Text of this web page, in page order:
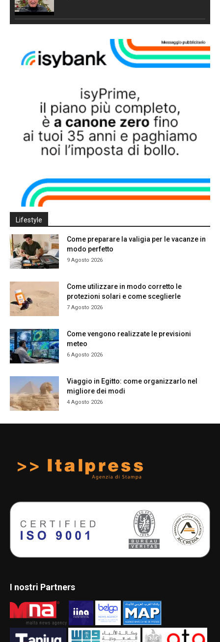
Lifestyle
Come preparare la valigia per le vacanze in
modo perfetto
9 Agosto 2026
Come utilizzare in modo corretto le
protezioni solari e come sceglierle
7 Agosto 2026
Come vengono realizzate le previsioni
meteo
6 Agosto 2026
Viaggio in Egitto: come organizzarlo nel
migliore dei modi
4 Agosto 2026
I nostri Partners